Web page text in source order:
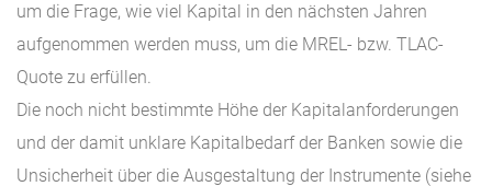
um die Frage, wie viel Kapital in den nächsten Jahren
aufgenommen werden muss, um die MREL- bzw. TLAC-
Quote zu erfüllen.
Die noch nicht bestimmte Höhe der Kapitalanforderungen
und der damit unklare Kapitalbedarf der Banken sowie die
Unsicherheit über die Ausgestaltung der Instrumente (siehe